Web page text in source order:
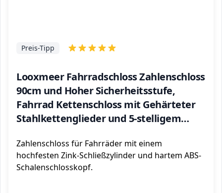
Looxmeer Fahrradschloss Zahlenschloss
90cm und Hoher Sicherheitsstufe,
Fahrrad Kettenschloss mit Gehärteter
Stahlkettenglieder und 5-stelligem
Preis-Tipp
Zahlenschloss für Fahrräder mit einem
hochfesten Zink-Schließzylinder und hartem ABS-
Schalenschlosskopf.